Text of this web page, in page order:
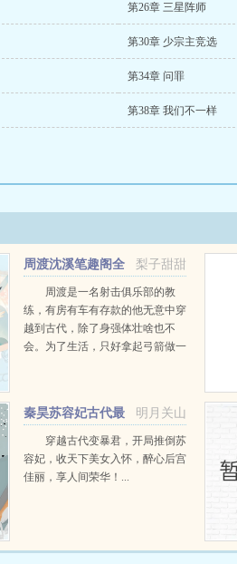
第26章 三星阵师
第30章 少宗主竞选
第34章 问罪
第38章 我们不一样
梨子甜甜
周渡沈溪笔趣阁全
文免费阅读
周渡是一名射击俱乐部的教
练，有房有车有存款的他无意中穿
越到古代，除了身强体壮啥也不
会。为了生活，只好拿起弓箭做一
渡看着山下的寥寥炊烟，以及那...
明月关山
秦昊苏容妃古代最
强昏君最新章节在线阅读
穿越古代变暴君，开局推倒苏
容妃，收天下美女入怀，醉心后宫
佳丽，享人间荣华！...